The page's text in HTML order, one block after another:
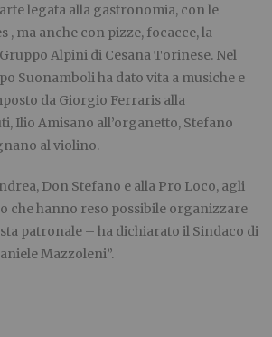
legata alla gastronomia, con le
ma anche con pizze, focacce, la
Alpini di Cesana Torinese. Nel
Suonamboli ha dato vita a musiche e
da Giorgio Ferraris alla
Ilio Amisano all’organetto, Stefano
al violino.
Don Stefano e alla Pro Loco, agli
che hanno reso possibile organizzare
patronale – ha dichiarato il Sindaco di
Mazzoleni”.